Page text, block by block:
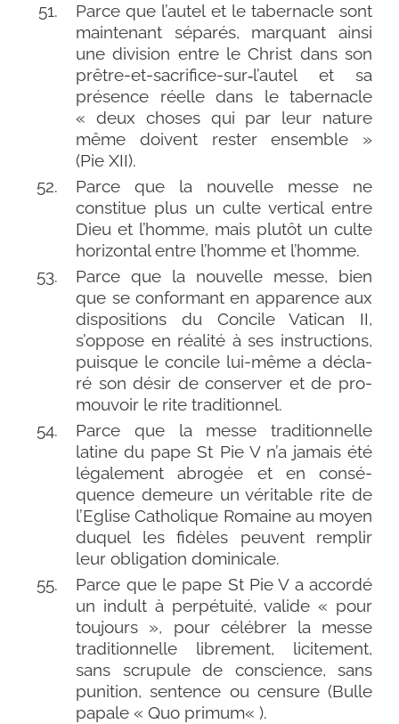
Parce que l’autel et le taber­nacle sont
main­te­nant sépa­rés, mar­quant ain­si
une divi­sion entre le Christ dans son
prêtre-et-sacrifice-sur‑l’autel et sa
pré­sence réelle dans le taber­nacle
« deux choses qui par leur nature
même doivent res­ter ensemble »
(Pie XII).
Parce que la nou­velle messe ne
consti­tue plus un culte ver­ti­cal entre
Dieu et l’homme, mais plu­tôt un culte
hori­zon­tal entre l’homme et l’homme.
Parce que la nou­velle messe, bien
que se confor­mant en appa­rence aux
dis­po­si­tions du Concile Vatican II,
s’oppose en réa­li­té à ses ins­truc­tions,
puisque le concile lui-​même a décla­
ré son désir de conser­ver et de pro­
mou­voir le rite traditionnel.
Parce que la messe tra­di­tion­nelle
latine du pape St Pie V n’a jamais été
léga­le­ment abro­gée et en consé­
quence demeure un véri­table rite de
l’Eglise Catholique Romaine au moyen
duquel les fidèles peuvent rem­plir
leur obli­ga­tion dominicale.
Parce que le pape St Pie V a accor­dé
un indult à per­pé­tui­té, valide « pour
tou­jours », pour célé­brer la messe
tra­di­tion­nelle libre­ment, lici­te­ment,
sans scru­pule de conscience, sans
puni­tion, sen­tence ou cen­sure (Bulle
papale « Quo primum« ).